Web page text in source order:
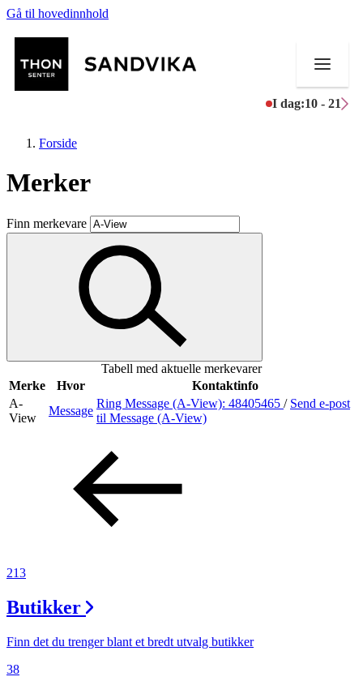
Gå til hovedinnhold
I dag:10 - 21
Butikker
Mat og drikke
Aktiviteter
Merker
Inspirasjon
Praktisk informasjon
Ledige stillinger
Magasin
Forside
Merker
Finn merkevare
Tabell med aktuelle merkevarer
Merke
Hvor
Kontaktinfo
A-
View
Message
Ring Message (A-View): 48405465 / Send e-post
til Message (A-View)
213
Butikker
Finn det du trenger blant et bredt utvalg butikker
38